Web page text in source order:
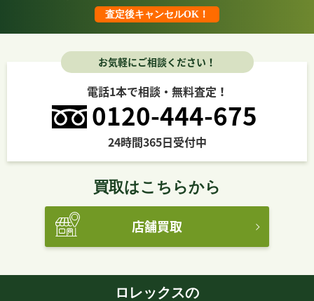
査定後キャンセルOK！
お気軽にご相談ください！
電話1本で相談・無料査定！
0120-444-675
24時間365日受付中
買取はこちらから
店舗買取
ロレックスの